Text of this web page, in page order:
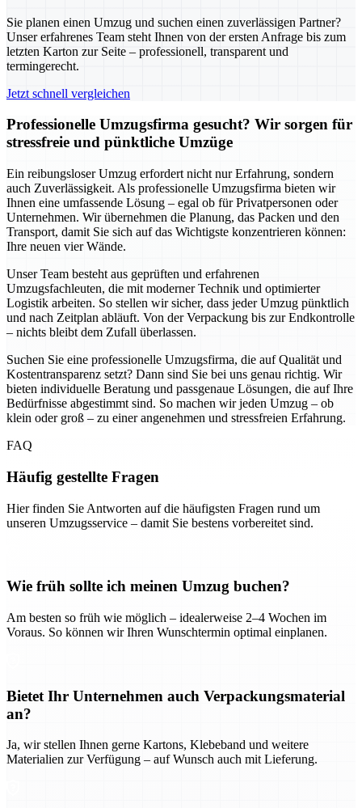
Sie planen einen Umzug und suchen einen zuverlässigen Partner?
Unser erfahrenes Team steht Ihnen von der ersten Anfrage bis zum
letzten Karton zur Seite – professionell, transparent und
termingerecht.
Jetzt schnell vergleichen
Professionelle Umzugsfirma gesucht? Wir sorgen für
stressfreie und pünktliche Umzüge
Ein reibungsloser Umzug erfordert nicht nur Erfahrung, sondern
auch Zuverlässigkeit. Als professionelle Umzugsfirma bieten wir
Ihnen eine umfassende Lösung – egal ob für Privatpersonen oder
Unternehmen. Wir übernehmen die Planung, das Packen und den
Transport, damit Sie sich auf das Wichtigste konzentrieren können:
Ihre neuen vier Wände.
Unser Team besteht aus geprüften und erfahrenen
Umzugsfachleuten, die mit moderner Technik und optimierter
Logistik arbeiten. So stellen wir sicher, dass jeder Umzug pünktlich
und nach Zeitplan abläuft. Von der Verpackung bis zur Endkontrolle
– nichts bleibt dem Zufall überlassen.
Suchen Sie eine professionelle Umzugsfirma, die auf Qualität und
Kostentransparenz setzt? Dann sind Sie bei uns genau richtig. Wir
bieten individuelle Beratung und passgenaue Lösungen, die auf Ihre
Bedürfnisse abgestimmt sind. So machen wir jeden Umzug – ob
klein oder groß – zu einer angenehmen und stressfreien Erfahrung.
FAQ
Häufig gestellte Fragen
Hier finden Sie Antworten auf die häufigsten Fragen rund um
unseren Umzugsservice – damit Sie bestens vorbereitet sind.
Wie früh sollte ich meinen Umzug buchen?
Am besten so früh wie möglich – idealerweise 2–4 Wochen im
Voraus. So können wir Ihren Wunschtermin optimal einplanen.
Bietet Ihr Unternehmen auch Verpackungsmaterial
an?
Ja, wir stellen Ihnen gerne Kartons, Klebeband und weitere
Materialien zur Verfügung – auf Wunsch auch mit Lieferung.